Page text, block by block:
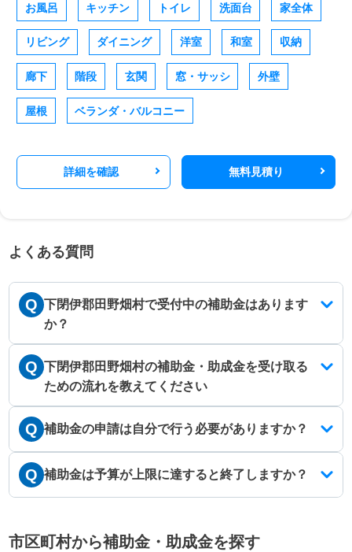
お風呂 キッチン トイレ 洗面台 家全体
リビング ダイニング 洋室 和室 収納
廊下 階段 玄関 窓・サッシ 外壁
屋根 ベランダ・バルコニー
詳細を確認 無料見積り
よくある質問
Q 下閉伊郡田野畑村で受付中の補助金はあります
か？
Q 下閉伊郡田野畑村の補助金・助成金を受け取る
ための流れを教えてください
Q 補助金の申請は自分で行う必要がありますか？
Q 補助金は予算が上限に達すると終了しますか？
市区町村から補助金・助成金を探す